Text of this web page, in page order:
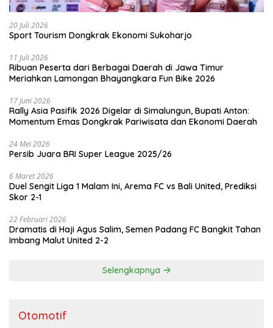
20 Juli 2026
Sport Tourism Dongkrak Ekonomi Sukoharjo
11 Juli 2026
Ribuan Peserta dari Berbagai Daerah di Jawa Timur
Meriahkan Lamongan Bhayangkara Fun Bike 2026
17 Juni 2026
Rally Asia Pasifik 2026 Digelar di Simalungun, Bupati Anton:
Momentum Emas Dongkrak Pariwisata dan Ekonomi Daerah
24 Mei 2026
Persib Juara BRI Super League 2025/26
6 Maret 2026
Duel Sengit Liga 1 Malam Ini, Arema FC vs Bali United, Prediksi
Skor 2-1
22 Februari 2026
Dramatis di Haji Agus Salim, Semen Padang FC Bangkit Tahan
Imbang Malut United 2-2
Selengkapnya
Otomotif